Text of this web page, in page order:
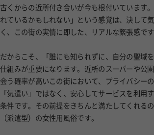
れているかもしれない」という感覚は、決して
く、この街の実情に即した、リアルな緊張感で
仕組みが重要になります。近所のスーパーや公
会う確率が高いこの街において、プライバシー
「気遣い」ではなく、安心してサービスを利用
条件です。その前提をきちんと満たしてくれる
（派遣型）の女性用風俗です。